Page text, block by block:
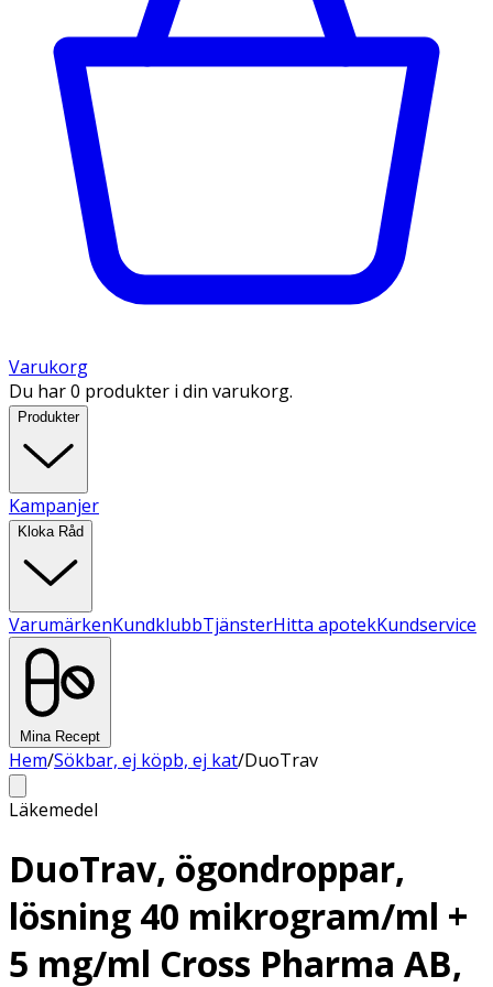
Varukorg
Du har 0 produkter i din varukorg.
Produkter
Kampanjer
Kloka Råd
VarumärkenKundklubbTjänsterHitta apotekKundservice
Mina Recept
Hem/Sökbar, ej köpb, ej kat/DuoTrav
Läkemedel
DuoTrav, ögondroppar,
lösning 40 mikrogram/ml +
5 mg/ml Cross Pharma AB,